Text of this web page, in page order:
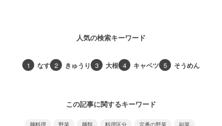
人気の検索キーワード
1 なす 2 きゅうり 3 大根 4 キャベツ 5 そうめん
この記事に関するキーワード
麺料理 野菜 麺類 料理区分 定番の野菜 副菜